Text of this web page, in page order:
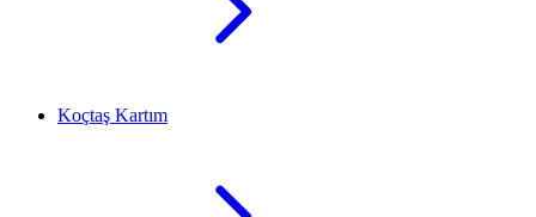
Koçtaş Kartım